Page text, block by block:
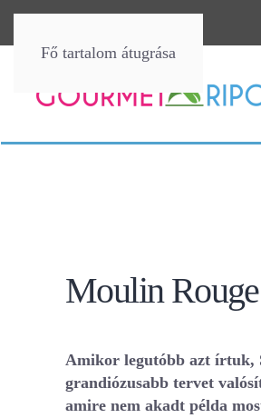
Fő tartalom átugrása
Moulin
Amikor legutóbb azt írtuk,
grandiózusabb tervet
amire nem akadt példa